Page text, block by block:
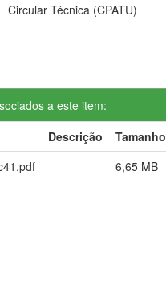
Circular Técnica (CPATU)
a este item:
Descrição Tamanho
6,65 MB